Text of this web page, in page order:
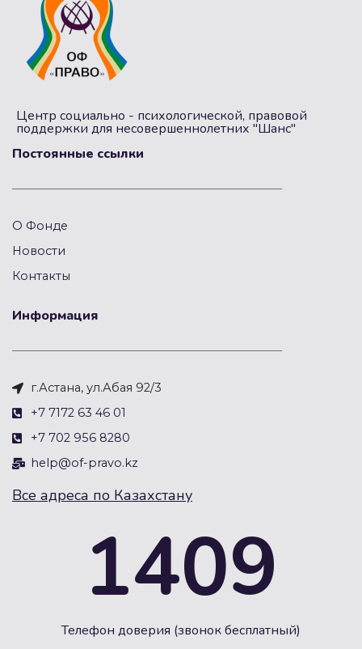
Центр социально - психологической, правовой
поддержки для несовершеннолетних "Шанс"
Постоянные ссылки
О Фонде
Новости
Контакты
Информация
г.Астана, ул.Абая 92/3
+7 7172 63 46 01
+7 702 956 8280
help@of-pravo.kz
Все адреса по Казахстану
1409
Телефон доверия (звонок бесплатный)